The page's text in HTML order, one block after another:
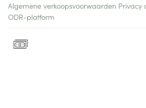
Algemene verkoopsvoorwaarden Privacy
ODR-platform